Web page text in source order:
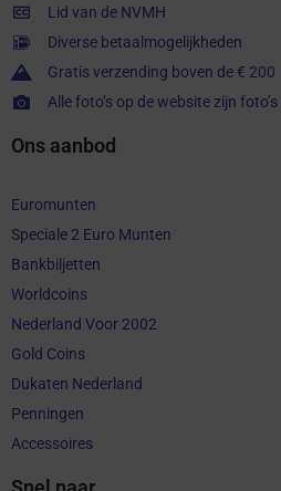
Lid van de NVMH
Diverse betaalmogelijkheden
Gratis verzending boven de € 200
Alle foto’s op de website zijn
Ons aanbod
Euromunten
Speciale 2 Euro Munten
Bankbiljetten
Worldcoins
Nederland Voor 2002
Gold Coins
Dukaten Nederland
Penningen
Accessoires